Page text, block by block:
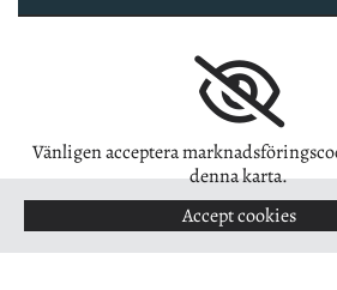
Vänligen acceptera
denna karta.
Accept cookies